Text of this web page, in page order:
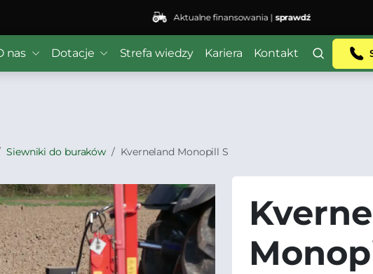
($subject) of type array|string is deprecated in/home/
wordfence/wf-waf/src/lib/rules.php
Aktualne finansowania |sprawdź
nas Dotacje Strefa wiedzy Kariera Kontakt
Siewniki do buraków Kverneland Monopill S